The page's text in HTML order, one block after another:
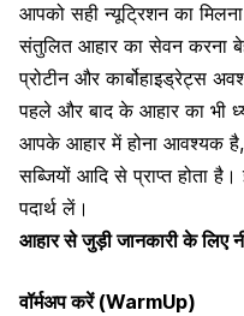
आपको सही न्यूट्रिशन का
संतुलित आहार का सेवन करना
प्रोटीन औरकार्बोहाइड्रेट्स
पहले और बाद के आहार का भी
आपके आहार में होना आवश्यक
सब्जियों आदि से प्राप्त होता
पदार्थ लें।
आहार से जुड़ी जानकारी के लिए
वॉर्मअप करें (WarmUp)